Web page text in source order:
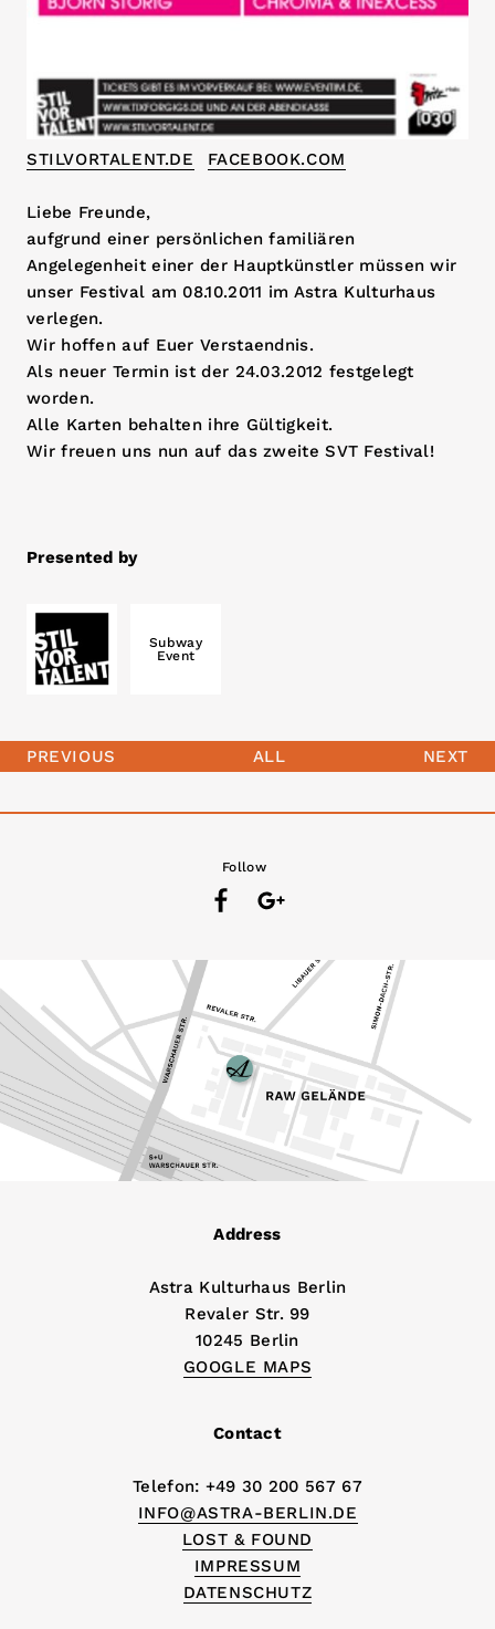
STILVORTALENT.DE FACEBOOK.COM
Liebe Freunde,
aufgrund einer persönlichen familiären
Angelegenheit einer der Hauptkünstler müssen wir
unser Festival am 08.10.2011 im Astra Kulturhaus
verlegen.
Wir hoffen auf Euer Verstaendnis.
Als neuer Termin ist der 24.03.2012 festgelegt
worden.
Alle Karten behalten ihre Gültigkeit.
Wir freuen uns nun auf das zweite SVT Festival!
Presented by
Subway
Event
PREVIOUS ALL NEXT
Follow
Address
Astra Kulturhaus Berlin
Revaler Str. 99
10245 Berlin
GOOGLE MAPS
Contact
Telefon: +49 30 200 567 67
INFO@ASTRA-BERLIN.DE
LOST & FOUND
IMPRESSUM
DATENSCHUTZ